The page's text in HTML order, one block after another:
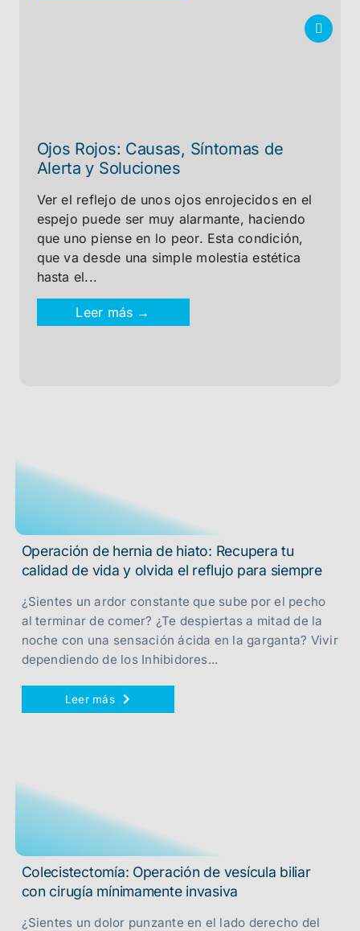
Operación de hernia de hiato: Recupera tu
calidad de vida y olvida el reflujo para siempre
¿Sientes un ardor constante que sube por el pecho
al terminar de comer? ¿Te despiertas a mitad de la
noche con una sensación ácida en la garganta? Vivir
dependiendo de los Inhibidores...
Leer más
Colecistectomía: Operación de vesícula biliar
con cirugía mínimamente invasiva
¿Sientes un dolor punzante en el lado derecho del
Ojos Rojos: Causas, Síntomas de
Alerta y Soluciones
Ver el reflejo de unos ojos enrojecidos en el
espejo puede ser muy alarmante, haciendo
que uno piense en lo peor. Esta condición,
que va desde una simple molestia estética
hasta el...
Leer más →